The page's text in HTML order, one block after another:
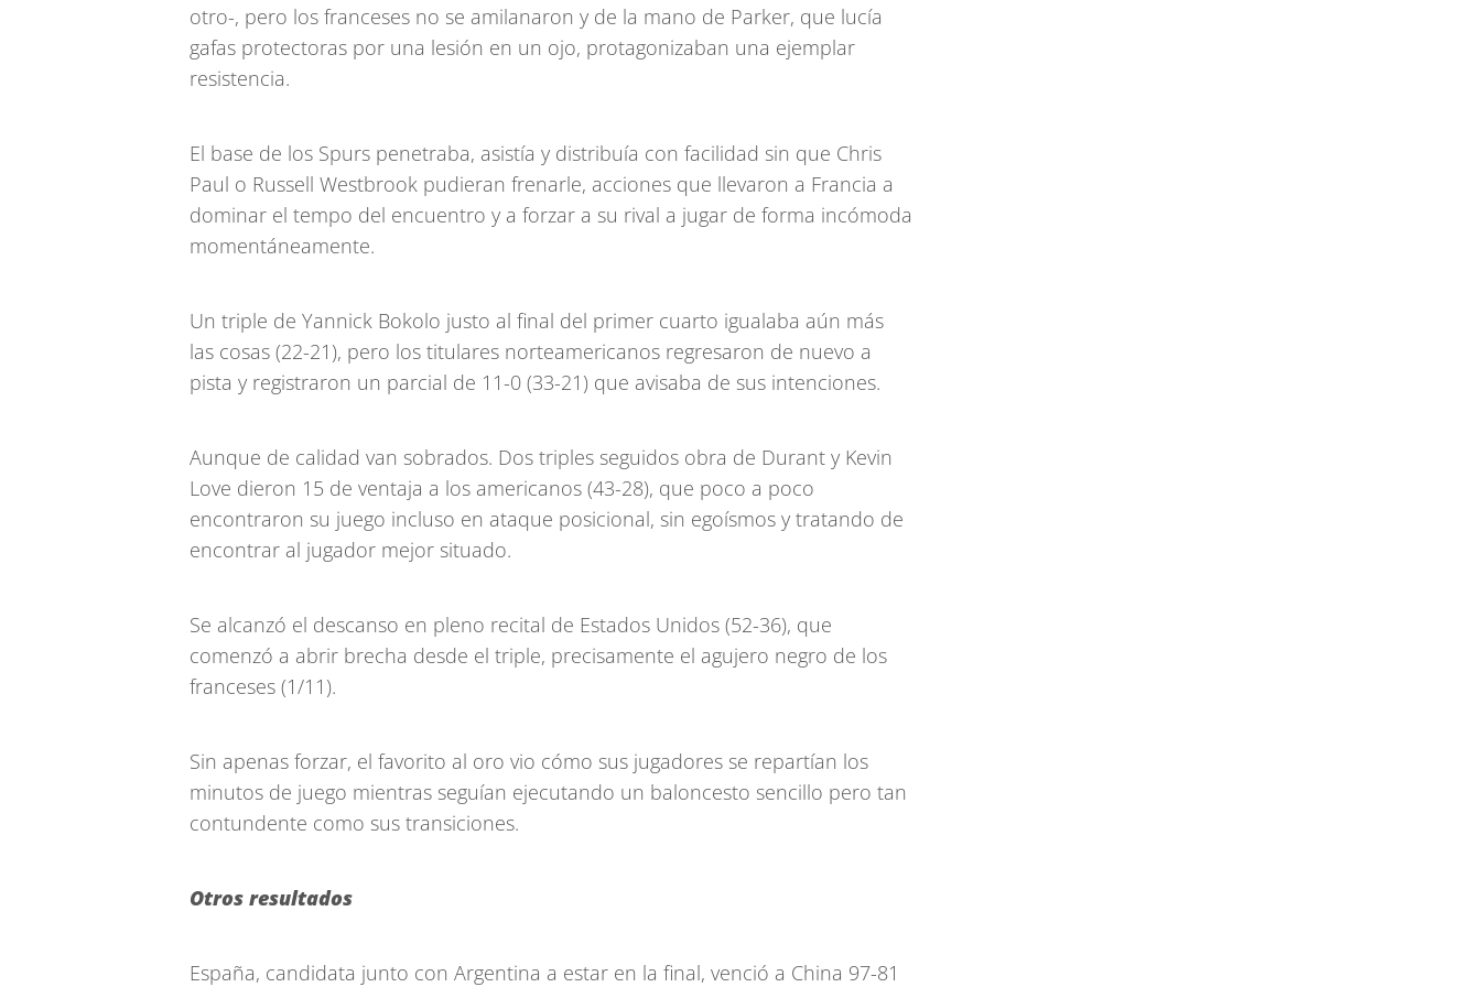
otro-, pero los franceses no se amilanaron y de la mano de Parker, que lucía
gafas protectoras por una lesión en un ojo, protagonizaban una ejemplar
resistencia.
El base de los Spurs penetraba, asistía y distribuía con facilidad sin que Chris
Paul o Russell Westbrook pudieran frenarle, acciones que llevaron a Francia a
dominar el tempo del encuentro y a forzar a su rival a jugar de forma incómoda
momentáneamente.
Un triple de Yannick Bokolo justo al final del primer cuarto igualaba aún más
las cosas (22-21), pero los titulares norteamericanos regresaron de nuevo a
pista y registraron un parcial de 11-0 (33-21) que avisaba de sus intenciones.
Aunque de calidad van sobrados. Dos triples seguidos obra de Durant y Kevin
Love dieron 15 de ventaja a los americanos (43-28), que poco a poco
encontraron su juego incluso en ataque posicional, sin egoísmos y tratando de
encontrar al jugador mejor situado.
Se alcanzó el descanso en pleno recital de Estados Unidos (52-36), que
comenzó a abrir brecha desde el triple, precisamente el agujero negro de los
franceses (1/11).
Sin apenas forzar, el favorito al oro vio cómo sus jugadores se repartían los
minutos de juego mientras seguían ejecutando un baloncesto sencillo pero tan
contundente como sus transiciones.
Otros resultados
España, candidata junto con Argentina a estar en la final, venció a China 97-81